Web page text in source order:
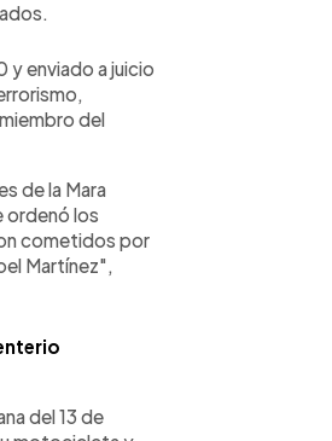
y enviado a juicio
del
de la Mara
ordenó los
cometidos por
Martínez",
del 13 de